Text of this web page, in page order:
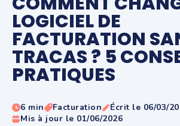
LOGICIEL DE
FACTURATION
TRACAS ? 5
PRATIQUES
6 min Facturation
Écrit le 06/03/
Mis à jour le 01/06/2026